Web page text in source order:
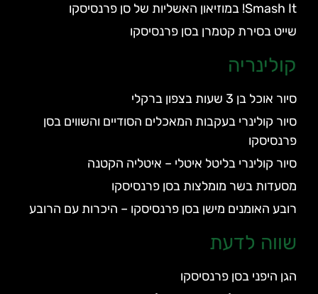
Smash It! במוזיאון האשליות של סן פרנסיסקו
שייט בסירת קטמרן בסן פרנסיסקו
קולינריה
סיור אוכל בן 3 שעות בצפון ברקלי
סיור קולינרי בעקבות המאכלים הסודיים והשווים בסן
פרנסיסקו
סיור קולינרי בליטל איטלי – איטליה הקטנה
מסעדות בשר מומלצות בסן פרנסיסקו
רובע האומנים מישן בסן פרנסיסקו – היכרות עם הרובע
שווה לדעת
הגן היפני בסן פרנסיסקו